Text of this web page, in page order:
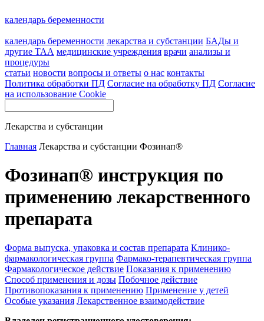
календарь беременности
календарь беременности лекарства и субстанции БАДы и
другие ТАА медицинские учреждения врачи анализы и
процедуры
статьи новости вопросы и ответы о нас контакты
Политика обработки ПД Согласие на обработку ПД Согласие
на использование Cookie
Лекарства и субстанции
Главная Лекарства и субстанции Фозинап®
Фозинап® инструкция по
применению лекарственного
препарата
Форма выпуска, упаковка и состав препарата Клинико-
фармакологическая группа Фармако-терапевтическая группа
Фармакологическое действие Показания к применению
Способ применения и дозы Побочное действие
Противопоказания к применению Применение у детей
Особые указания Лекарственное взаимодействие